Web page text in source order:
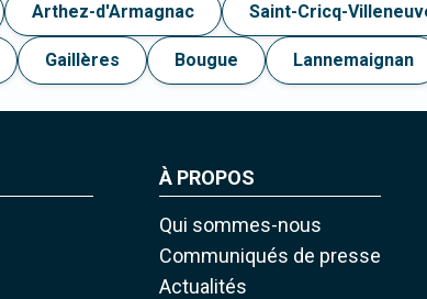
Arthez-d'Armagnac Saint-Cricq-
Gaillères Bougue Lannemaignan
À PROPOS
Qui sommes-nous
Communiqués de presse
Actualités